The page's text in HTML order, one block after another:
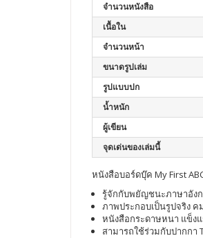
จำนวนหนังสือ
เนื้อใน
จำนวนหน้า
ขนาดรูปเล่ม
รูปแบบปก
น้ำหนัก
ผู้เขียน
จุดเด่นของเล่มนี้
หนังสือบอร์ดบุ๊ค My First
รู้จักกับพยัญชนะภาษาอัง
ภาพประกอบเป็นรูปจริง
หนังสือกระดาษหนา แข็ง
สามารถใช้ร่วมกับปากกา